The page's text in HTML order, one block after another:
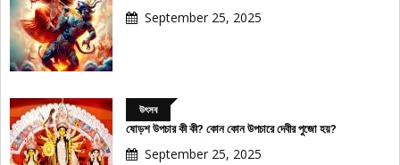
September 25, 2025
উৎসব
ষোড়শ উপচার কী কী? কোন কোন উপচারে দেবীর পুজো হয়?
September 25, 2025